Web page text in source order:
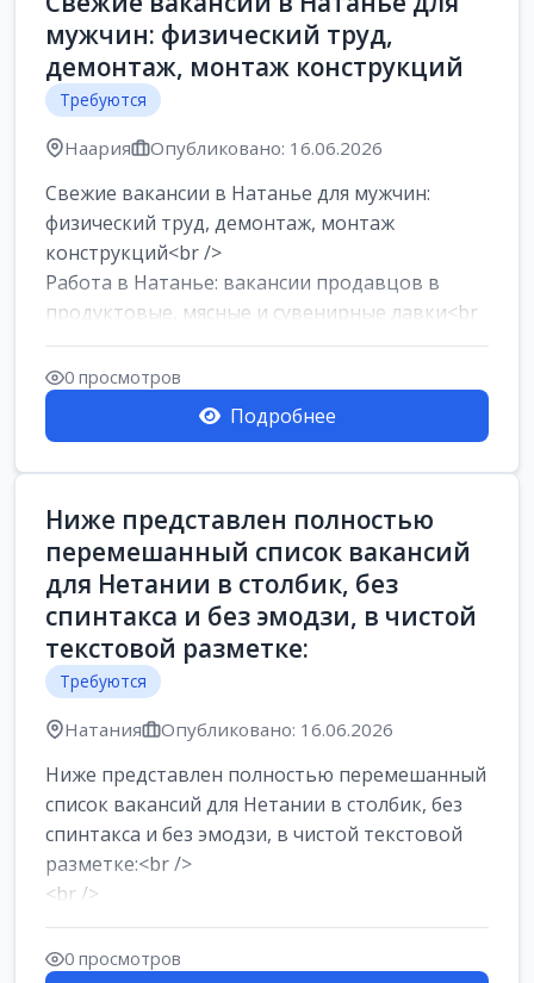
мужчин: физический труд,
демонтаж, монтаж конструкций
Требуются
Наария Опубликовано: 16.06.2026
Свежие вакансии в Натанье для мужчин:
физический труд, демонтаж, монтаж
конструкций<br />
Работа в Натанье: вакансии продавцов в
продуктовые, мясные и сувенирные лавки<br
/>
Разнорабочий на сборку м...
0 просмотров
Подробнее
Ниже представлен полностью
перемешанный список вакансий
для Нетании в столбик, без
спинтакса и без эмодзи, в чистой
текстовой разметке:
Требуются
Натания Опубликовано: 16.06.2026
Ниже представлен полностью перемешанный
список вакансий для Нетании в столбик, без
спинтакса и без эмодзи, в чистой текстовой
разметке:<br />
<br />
Работа в Нетании на мебельном
производстве: требу...
0 просмотров